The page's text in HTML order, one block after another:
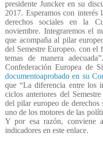
presidente Juncker en su
2017. Esperamos con
derechos sociales en la
noviembre. Integraremos el
que acompaña al pilar
del Semestre Europeo. con el
temas de manera
Confederación Europea de
documentoaprobado en su
que “La diferencia entre los
ciclos anteriores del
del pilar europeo de derechos
uno de los motores de las
Y por esa razón, conviene
indicadores en este enlace.